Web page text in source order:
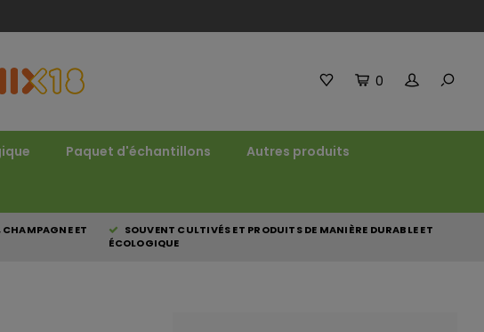
0
Paquet d'échantillons Autres produits
ET
SOUVENT CULTIVÉS ET PRODUITS DE MANIÈRE DURABLE ET
ÉCOLOGIQUE